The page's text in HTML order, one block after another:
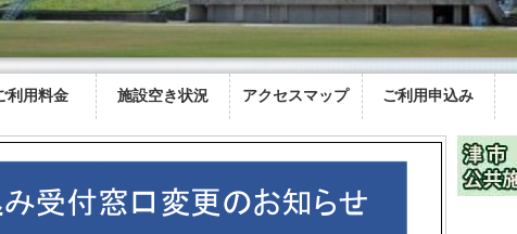
利用料金 施設空き状況 アクセスマップ ご利用申込み